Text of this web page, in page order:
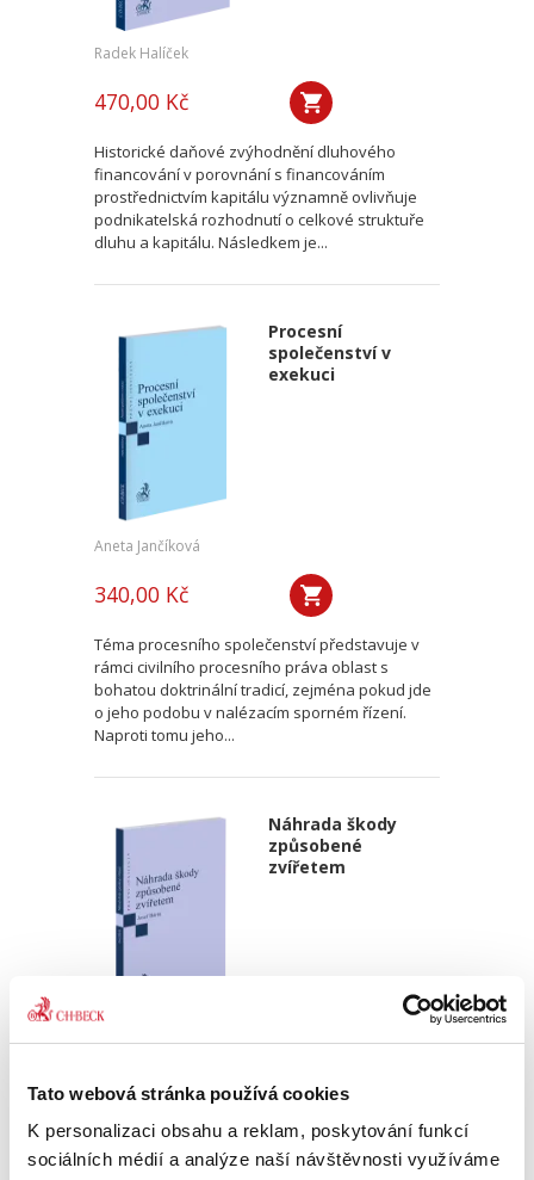
Tato webová stránka používá cookies
K personalizaci obsahu a reklam, poskytování funkcí
sociálních médií a analýze naší návštěvnosti využíváme
Radek Halíček
470,00 Kč
Historické daňové zvýhodnění dluhového
financování v porovnání s financováním
prostřednictvím kapitálu významně ovlivňuje
podnikatelská rozhodnutí o celkové struktuře
dluhu a kapitálu. Následkem je...
Procesní
společenství v
exekuci
Aneta Jančíková
340,00 Kč
Téma procesního společenství představuje v
rámci civilního procesního práva oblast s
bohatou doktrinální tradicí, zejména pokud jde
o jeho podobu v nalézacím sporném řízení.
Naproti tomu jeho...
Náhrada škody
způsobené
zvířetem
Josef Bártů
390,00 Kč
Publikace pojednává o předpokladech vzniku
povinnosti nahradit újmu způsobenou zvířetem